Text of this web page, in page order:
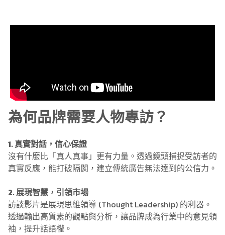
為何品牌需要人物專訪？
1. 真實對話，信心保證
沒有什麼比「真人真事」更有力量。透過鏡頭捕捉受訪者的
真實反應，能打破隔閡，建立傳統廣告無法達到的公信力。
2. 展現智慧，引領市場
訪談影片是展現思維領導 (Thought Leadership) 的利器。
透過輸出高質素的觀點與分析，讓品牌成為行業中的意見領
袖，提升話語權。